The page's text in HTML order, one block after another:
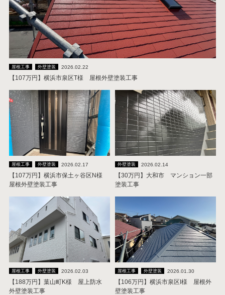
屋根工事 外壁塗装 2026.02.22
【107万円】横浜市泉区T様 屋根外壁塗装工事
屋根工事 外壁塗装 2026.02.17
【107万円】横浜市保土ヶ谷区N様
屋根外壁塗装工事
外壁塗装 2026.02.14
【30万円】大和市 マンション一部
塗装工事
屋根工事 外壁塗装 2026.02.03
【188万円】葉山町K様 屋上防水
外壁塗装工事
屋根工事 外壁塗装 2026.01.30
【106万円】横浜市泉区I様 屋根外
壁塗装工事